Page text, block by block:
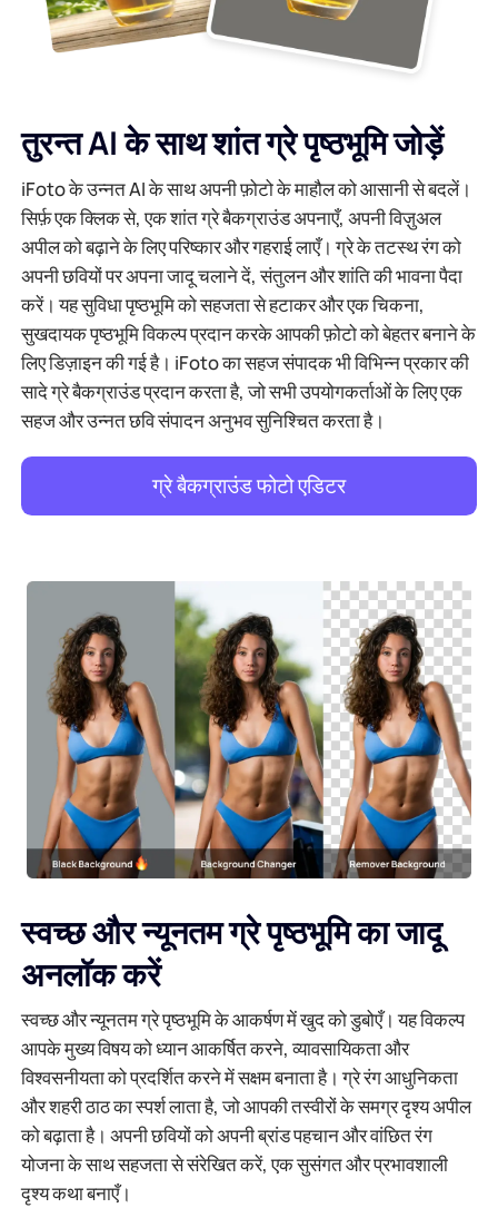
एआई बैकग्राउंड जेनरेटर
छवि पुनः कॉपीराइट
एआई फेस जेनरेटर
एआई इमेज एक्सटेंडर
Shopify पर इमेज ऑप्टिमाइज़र
छवि चमकाने वाला
पीडीएफ ऑनलाइन संपीड़ित करें
पीडीएफ को ऑनलाइन वर्ड में बदलें
पीडीएफ को एक्सेल में ऑनलाइन बदलें
पीडीएफ को ऑनलाइन पीपीटी में बदलें
JPG से PDF ऑनलाइन
पीडीएफ से जेपीजी
तुरन्त AI के साथ शांत ग्रे पृष्ठभूमि जोड़ें
iFoto के उन्नत AI के साथ अपनी फ़ोटो के माहौल को आसानी से बदलें।
सिर्फ़ एक क्लिक से, एक शांत ग्रे बैकग्राउंड अपनाएँ, अपनी विज़ुअल
अपील को बढ़ाने के लिए परिष्कार और गहराई लाएँ। ग्रे के तटस्थ रंग को
अपनी छवियों पर अपना जादू चलाने दें, संतुलन और शांति की भावना पैदा
करें। यह सुविधा पृष्ठभूमि को सहजता से हटाकर और एक चिकना,
सुखदायक पृष्ठभूमि विकल्प प्रदान करके आपकी फ़ोटो को बेहतर बनाने के
लिए डिज़ाइन की गई है। iFoto का सहज संपादक भी विभिन्न प्रकार की
सादे ग्रे बैकग्राउंड प्रदान करता है, जो सभी उपयोगकर्ताओं के लिए एक
सहज और उन्नत छवि संपादन अनुभव सुनिश्चित करता है।
ग्रे बैकग्राउंड फोटो एडिटर
स्वच्छ और न्यूनतम ग्रे पृष्ठभूमि का जादू
अनलॉक करें
स्वच्छ और न्यूनतम ग्रे पृष्ठभूमि के आकर्षण में खुद को डुबोएँ। यह विकल्प
आपके मुख्य विषय को ध्यान आकर्षित करने, व्यावसायिकता और
विश्वसनीयता को प्रदर्शित करने में सक्षम बनाता है। ग्रे रंग आधुनिकता
और शहरी ठाठ का स्पर्श लाता है, जो आपकी तस्वीरों के समग्र दृश्य अपील
को बढ़ाता है। अपनी छवियों को अपनी ब्रांड पहचान और वांछित रंग
योजना के साथ सहजता से संरेखित करें, एक सुसंगत और प्रभावशाली
दृश्य कथा बनाएँ।